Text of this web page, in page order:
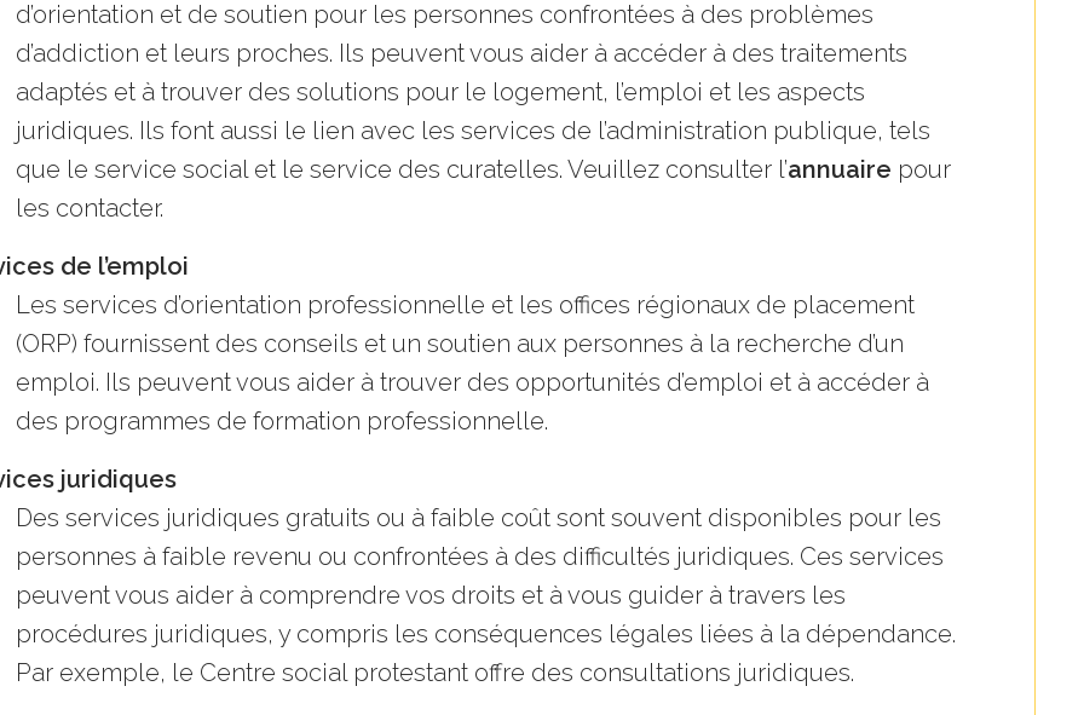
d’orientation et de soutien pour les personnes confrontées à des problèmes
d’addiction et leurs proches. Ils peuvent vous aider à accéder à des traitements
adaptés et à trouver des solutions pour le logement, l’emploi et les aspects
juridiques. Ils font aussi le lien avec les services de l’administration publique, tels
que le service social et le service des curatelles. Veuillez consulter l’annuaire pour
les contacter.
de l’emploi
Les services d’orientation professionnelle et les offices régionaux de placement
(ORP) fournissent des conseils et un soutien aux personnes à la recherche d’un
emploi. Ils peuvent vous aider à trouver des opportunités d’emploi et à accéder à
des programmes de formation professionnelle.
juridiques
Des services juridiques gratuits ou à faible coût sont souvent disponibles pour les
personnes à faible revenu ou confrontées à des difficultés juridiques. Ces services
peuvent vous aider à comprendre vos droits et à vous guider à travers les
procédures juridiques, y compris les conséquences légales liées à la dépendance.
Par exemple, le Centre social protestant offre des consultations juridiques.